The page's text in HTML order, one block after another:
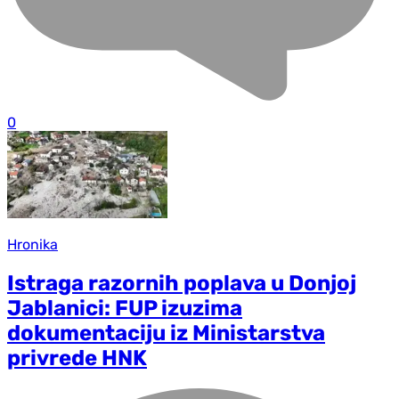
0
Hronika
Istraga razornih poplava u Donjoj
Jablanici: FUP izuzima
dokumentaciju iz Ministarstva
privrede HNK